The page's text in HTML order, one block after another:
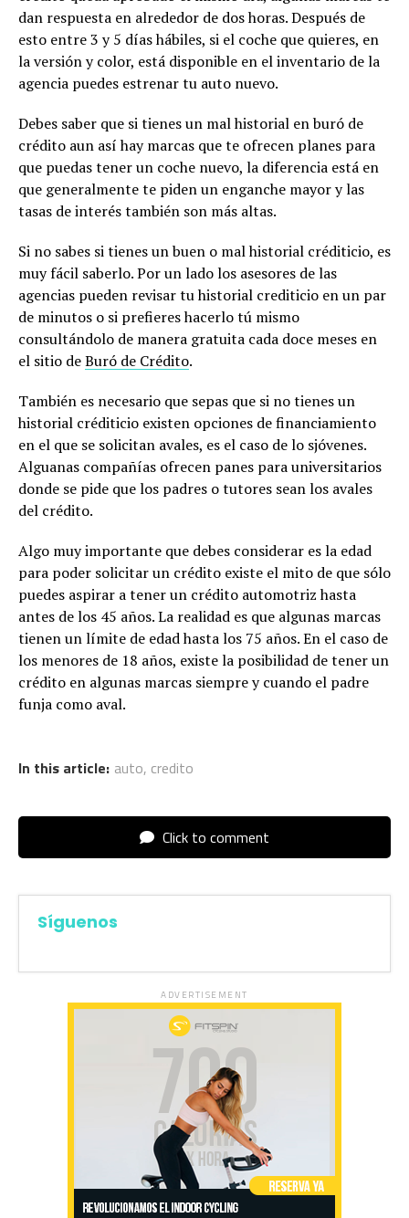
dan respuesta en alrededor de dos horas. Después de
esto entre 3 y 5 días hábiles, si el coche que quieres, en
la versión y color, está disponible en el inventario de la
agencia puedes estrenar tu auto nuevo.
Debes saber que si tienes un mal historial en buró de
crédito aun así hay marcas que te ofrecen planes para
que puedas tener un coche nuevo, la diferencia está en
que generalmente te piden un enganche mayor y las
tasas de interés también son más altas.
Si no sabes si tienes un buen o mal historial créditicio, es
muy fácil saberlo. Por un lado los asesores de las
agencias pueden revisar tu historial crediticio en un par
de minutos o si prefieres hacerlo tú mismo
consultándolo de manera gratuita cada doce meses en
el sitio deBuró de Crédito.
También es necesario que sepas que si no tienes un
historial créditicio existen opciones de financiamiento
en el que se solicitan avales, es el caso de lo sjóvenes.
Alguanas compañías ofrecen panes para universitarios
donde se pide que los padres o tutores sean los avales
del crédito.
Algo muy importante que debes considerar es la edad
para poder solicitar un crédito existe el mito de que sólo
puedes aspirar a tener un crédito automotriz hasta
antes de los 45 años. La realidad es que algunas marcas
tienen un límite de edad hasta los 75 años. En el caso de
los menores de 18 años, existe la posibilidad de tener un
crédito en algunas marcas siempre y cuando el padre
funja como aval.
In this article: auto, credito
Click to comment
Síguenos
ADVERTISEMENT